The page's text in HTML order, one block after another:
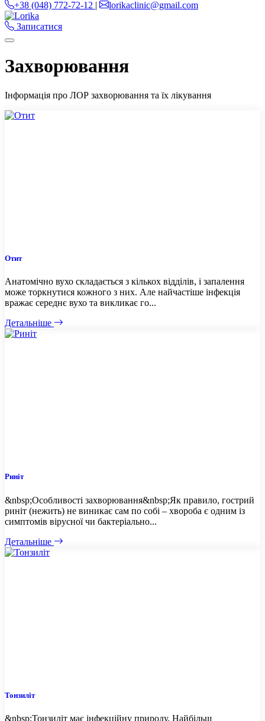
+38 (048) 772-72-12 | lorikaclinic@gmail.com
Записатися
Захворювання
Інформація про ЛОР захворювання та їх лікування
Отит
Анатомічно вухо складається з кількох відділів, і запалення
може торкнутися кожного з них. Але найчастіше інфекція
вражає середнє вухо та викликає го...
Детальніше
Риніт
&nbsp;Особливості захворювання&nbsp;Як правило, гострий
риніт (нежить) не виникає сам по собі – хвороба є одним із
симптомів вірусної чи бактеріально...
Детальніше
Тонзиліт
&nbsp;Тонзиліт має інфекційну природу. Найбільш